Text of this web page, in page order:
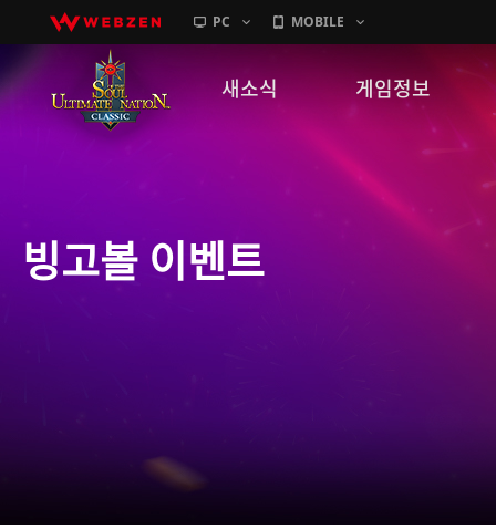
PC MOBILE
새소식
GM노트
게임정보
캐릭터소개
빙고볼 이벤트